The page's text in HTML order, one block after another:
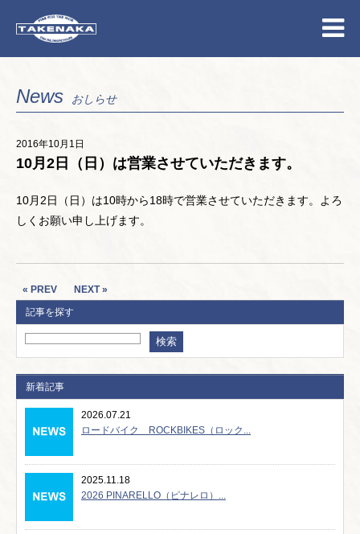
News おしらせ
2016年10月1日
10月2日（日）は営業させていただきます。
10月2日（日）は10時から18時で営業させていただきます。よろ
しくお願い申し上げます。
« PREV
NEXT »
記事を探す
新着記事
2026.07.21
ロードバイク ROCKBIKES（ロック...
2025.11.18
2026 PINARELLO（ピナレロ）...